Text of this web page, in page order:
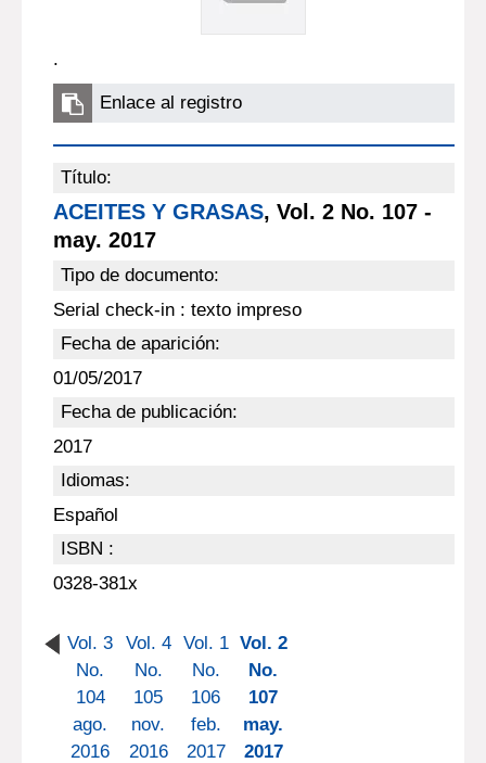
.
Enlace al registro
Título:
ACEITES Y GRASAS, Vol. 2 No. 107 -
may. 2017
Tipo de documento:
Serial check-in : texto impreso
Fecha de aparición:
01/05/2017
Fecha de publicación:
2017
Idiomas:
Español
ISBN :
0328-381x
Vol. 3
No.
104
ago.
2016
Vol. 4
No.
105
nov.
2016
Vol. 1
No.
106
feb.
2017
Vol. 2
No.
107
may.
2017